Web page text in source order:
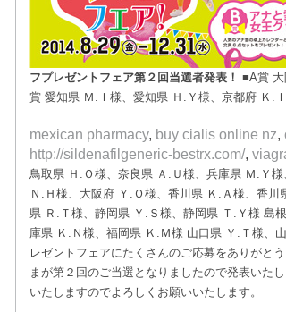
フプレゼントフェア第２回当選者発表！ ■A賞
賞 愛知県 Ｍ.Ｉ様、愛知県 Ｈ.Ｙ様、京都府 Ｋ.
mexican pharmacy, buy cialis online nz,
http://sildenafilgeneric-bestrx.com/,
鳥取県 Ｈ.Ｏ様、奈良県 Ａ.Ｕ様、兵庫県 Ｍ.Ｙ
Ｎ.Ｈ様、大阪府 Ｙ.Ｏ様、香川県 Ｋ.Ａ様、香
県 Ｒ.Ｔ様、静岡県 Ｙ.Ｓ様、静岡県 Ｔ.Ｙ様 島
庫県 Ｋ.Ｎ様、福岡県 Ｋ.Ｍ様 山口県 Ｙ.Ｔ様
レゼントフェアにたくさんのご応募をありがと
まが第２回のご当選となりましたので発表いた
いたしますのでよろしくお願いいたします。